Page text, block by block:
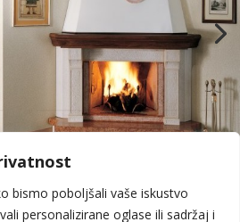
bismo poboljšali vaše iskustvo
personalizirane oglase ili sadržaj i